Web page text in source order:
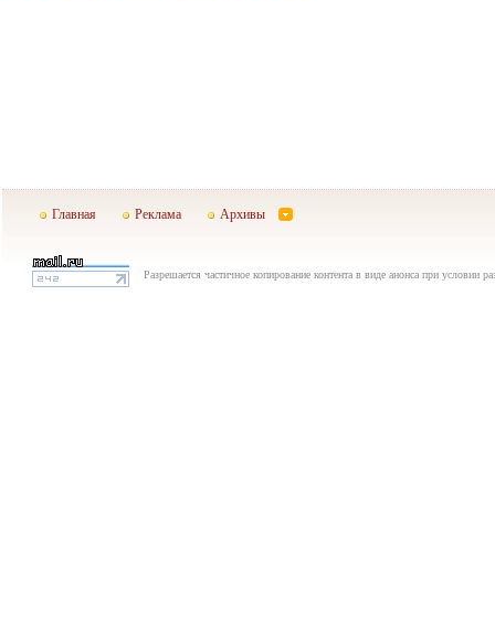
Главная Реклама Архивы
Разрешается частичное копирование контента в виде анонса при условии